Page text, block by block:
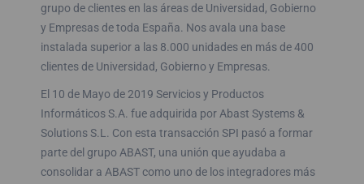
grupo de clientes en las áreas de Universidad, Gobierno
y Empresas de toda España. Nos avala una base
instalada superior a las 8.000 unidades en más de 400
clientes de Universidad, Gobierno y Empresas.
El 10 de Mayo de 2019 Servicios y Productos
Informáticos S.A. fue adquirida por Abast Systems &
Solutions S.L. Con esta transacción SPI pasó a formar
parte del grupo ABAST, una unión que ayudaba a
consolidar a ABAST como uno de los integradores más